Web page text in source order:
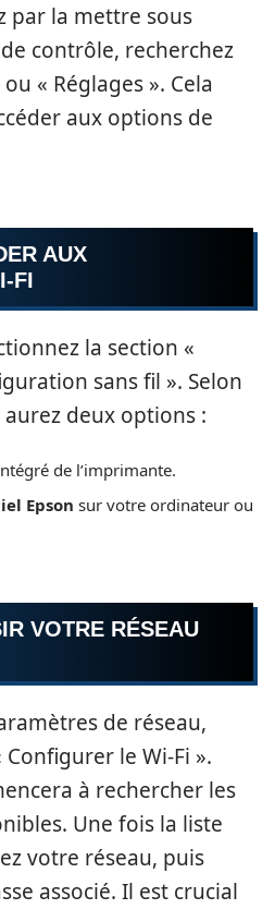
par la mettre sous
contrôle, recherchez
« Réglages ». Cela
aux options de
AUX
FI
la section «
sans fil ». Selon
deux options :
de l’imprimante.
Epson sur votre ordinateur ou
VOTRE RÉSEAU
de réseau,
Configurer le Wi-Fi ».
à rechercher les
Une fois la liste
votre réseau, puis
associé. Il est crucial